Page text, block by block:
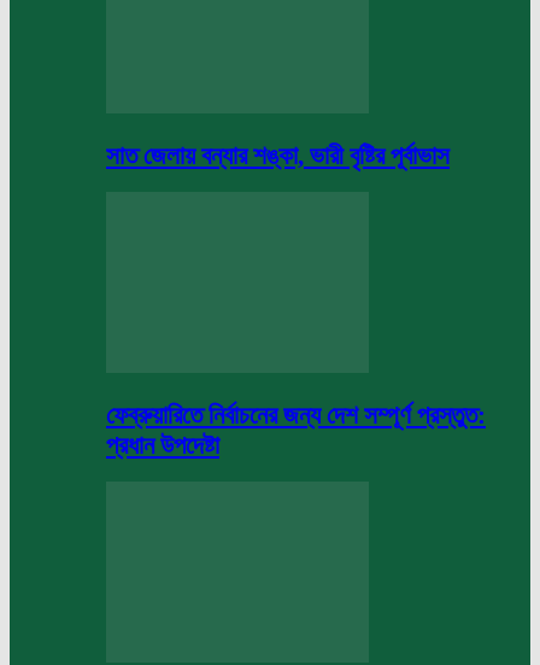
সাত জেলায় বন্যার শঙ্কা, ভারী বৃষ্টির পূর্বাভাস
ফেব্রুয়ারিতে নির্বাচনের জন্য দেশ সম্পূর্ণ প্রস্তুত:
প্রধান উপদেষ্টা